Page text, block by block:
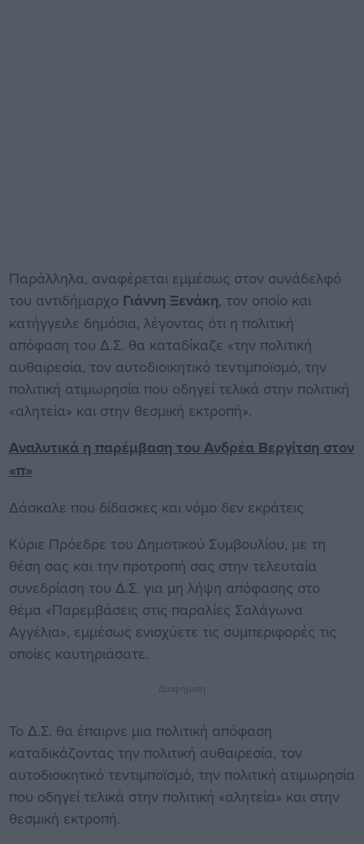
Παράλληλα, αναφέρεται εμμέσως στον συνάδελφό
του αντιδήμαρχο Γιάννη Ξενάκη, τον οποίο και
κατήγγειλε δημόσια, λέγοντας ότι η πολιτική
απόφαση του Δ.Σ. θα καταδίκαζε «την πολιτική
αυθαιρεσία, τον αυτοδιοικητικό τεντιμποϊσμό, την
πολιτική ατιμωρησία που οδηγεί τελικά στην πολιτική
«αλητεία» και στην θεσμική εκτροπή».
Αναλυτικά η παρέμβαση του Ανδρέα Βεργίτση στον
«π»
Δάσκαλε που δίδασκες και νόμο δεν εκράτεις
Κύριε Πρόεδρε του Δημοτικού Συμβουλίου, με τη
θέση σας και την προτροπή σας στην τελευταία
συνεδρίαση του Δ.Σ. για μη λήψη απόφασης στο
θέμα «Παρεμβάσεις στις παραλίες Σαλάγωνα
Αγγέλια», εμμέσως ενισχύετε τις συμπεριφορές τις
οποίες καυτηριάσατε.
Διαφήμιση
Το Δ.Σ. θα έπαιρνε μια πολιτική απόφαση
καταδικάζοντας την πολιτική αυθαιρεσία, τον
αυτοδιοικητικό τεντιμποϊσμό, την πολιτική ατιμωρησία
που οδηγεί τελικά στην πολιτική «αλητεία» και στην
θεσμική εκτροπή.